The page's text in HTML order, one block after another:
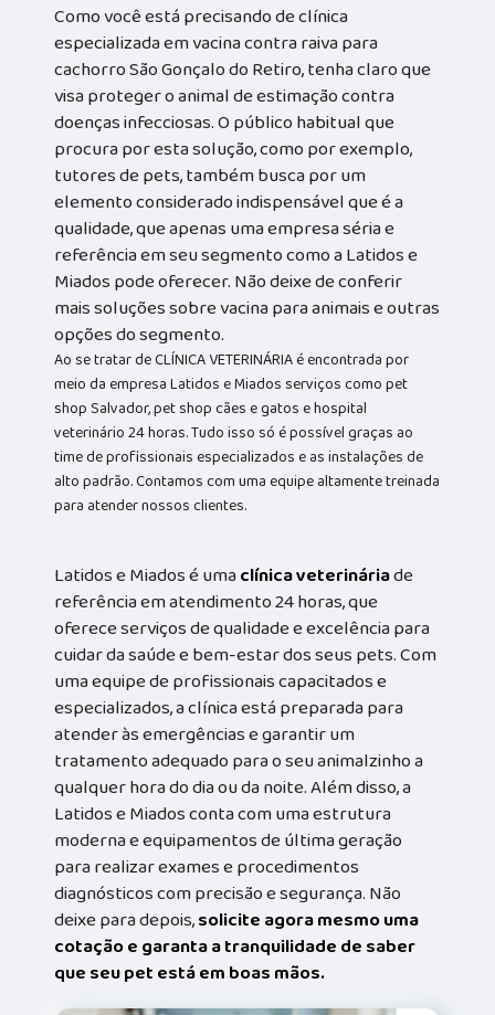
Como você está precisando de clínica
especializada em vacina contra raiva para
cachorro São Gonçalo do Retiro, tenha claro que
visa proteger o animal de estimação contra
doenças infecciosas. O público habitual que
procura por esta solução, como por exemplo,
tutores de pets, também busca por um
elemento considerado indispensável que é a
qualidade, que apenas uma empresa séria e
referência em seu segmento como a Latidos e
Miados pode oferecer. Não deixe de conferir
mais soluções sobre vacina para animais e outras
opções do segmento.
Ao se tratar de CLÍNICA VETERINÁRIA é encontrada por
meio da empresa Latidos e Miados serviços como pet
shop Salvador, pet shop cães e gatos e hospital
veterinário 24 horas. Tudo isso só é possível graças ao
time de profissionais especializados e as instalações de
alto padrão. Contamos com uma equipe altamente treinada
para atender nossos clientes.
Latidos e Miados é umaclínica veterináriade
referência em atendimento 24 horas, que
oferece serviços de qualidade e excelência para
cuidar da saúde e bem-estar dos seus pets. Com
uma equipe de profissionais capacitados e
especializados, a clínica está preparada para
atender às emergências e garantir um
tratamento adequado para o seu animalzinho a
qualquer hora do dia ou da noite. Além disso, a
Latidos e Miados conta com uma estrutura
moderna e equipamentos de última geração
para realizar exames e procedimentos
diagnósticos com precisão e segurança. Não
deixe para depois,solicite agora mesmo uma
cotação e garanta a tranquilidade de saber
que seu pet está em boas mãos.